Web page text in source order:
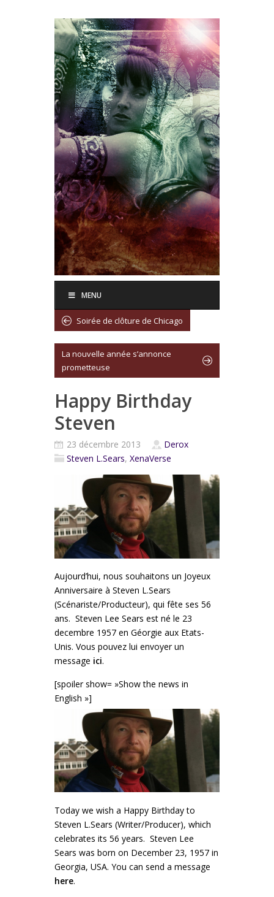
MENU
Soirée de clôture de Chicago
La nouvelle année s’annonce
prometteuse
Happy Birthday
Steven
23 décembre 2013
Derox
Steven L.Sears, XenaVerse
Aujourd’hui, nous souhaitons un Joyeux
Anniversaire à Steven L.Sears
(Scénariste/Producteur), qui fête ses 56
ans. Steven Lee Sears est né le 23
decembre 1957 en Géorgie aux Etats-
Unis. Vous pouvez lui envoyer un
message ici.
[spoiler show= »Show the news in
English »]
Today we wish a Happy Birthday to
Steven L.Sears (Writer/Producer), which
celebrates its 56 years. Steven Lee
Sears was born on December 23, 1957 in
Georgia, USA. You can send a message
here.